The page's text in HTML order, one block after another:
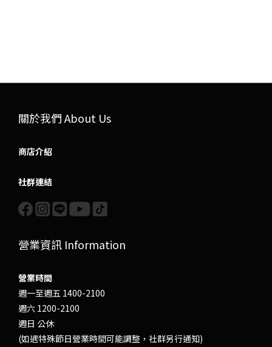
關於我們 About Us
商店介紹
社群連結
營業資訊 Information
營業時間
週一至週五 1400-2100
週六 1200-2100
週日 公休
(如遇特殊節日營業時間可能調整，社群另行通知)